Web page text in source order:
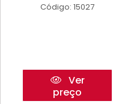
Código: 15027
Ver
preço